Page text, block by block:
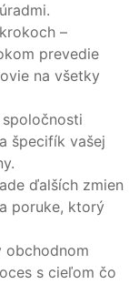
–
prevedie
na všetky
špecifík vašej
ďalších zmien
poruke, ktorý
obchodnom
s cieľom čo